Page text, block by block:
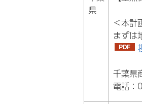
県
＜本計
まずは
千葉県
電話